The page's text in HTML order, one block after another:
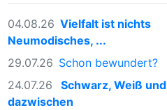
04.08.26 Vielfalt ist nichts
Neumodisches, ...
29.07.26 Schon bewundert?
24.07.26
Schwarz, Weiß und
dazwischen